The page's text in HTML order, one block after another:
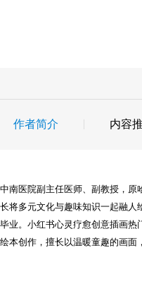
作者简介 内容
南医院副主任医师、副教授，原
将多元文化与趣味知识一起融人
业。小红书心灵疗愈创意插画
本创作，擅长以温暖童趣的画面